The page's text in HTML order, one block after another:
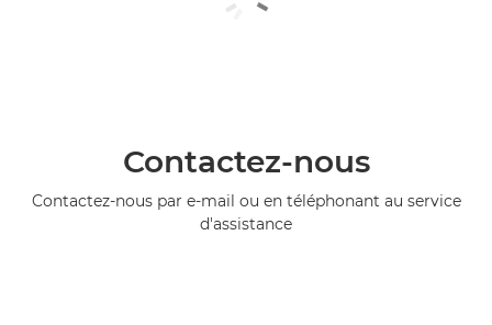
Contactez-nous
Contactez-nous par e-mail ou en téléphonant au service
d'assistance